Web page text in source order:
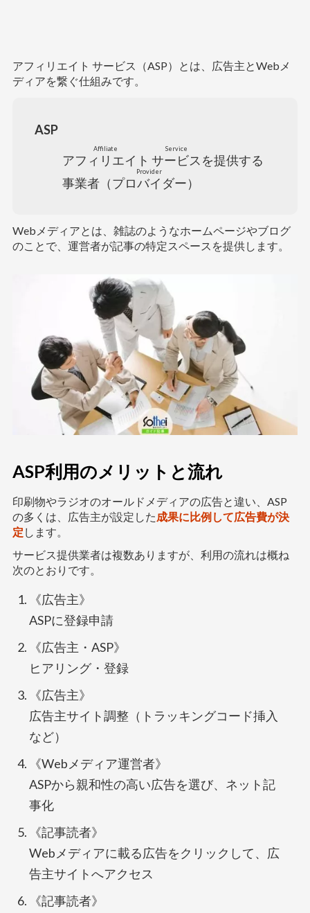
アフィリエイト サービス（ASP）とは、広告主とWebメ
ディアを繋ぐ仕組みです。
ASP
アフィリエイト
Affiliate
サービス
Service
を提供する
事業者（プロバイダー
Provider
）
Webメディアとは、雑誌のようなホームページやブログ
のことで、運営者が記事の特定スペースを提供します。
ASP利用のメリットと流れ
印刷物やラジオのオールドメディアの広告と違い、ASP
の多くは、広告主が設定した成果に比例して広告費が決
定 します。
サービス提供業者は複数ありますが、利用の流れは概ね
次のとおりです。
《広告主》
ASPに登録申請
《広告主・ASP》
ヒアリング・登録
《広告主》
広告主サイト調整（トラッキングコード挿入
など）
《Webメディア運営者》
ASPから親和性の高い広告を選び、ネット記
事化
《記事読者》
Webメディアに載る広告をクリックして、広
告主サイトへアクセス
《記事読者》